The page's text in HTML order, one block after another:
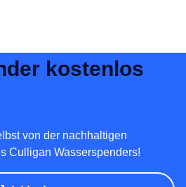
kostenlos
von der nachhaltigen
Culligan Wasserspenders!